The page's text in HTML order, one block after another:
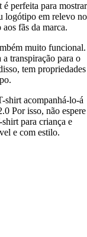
é perfeita para mostrar
logótipo em relevo no
fãs da marca.
muito funcional.
transpiração para o
tem propriedades
shirt acompanhá-lo-á
Por isso, não espere
para criança e
e com estilo.